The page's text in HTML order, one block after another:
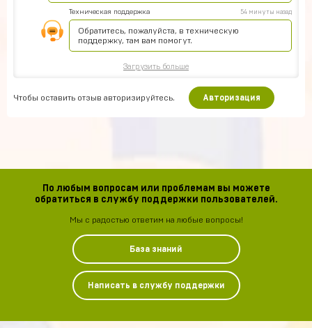
Техническая поддержка 54 минуты назад
Обратитесь, пожалуйста, в техническую
поддержку, там вам помогут.
Загрузить больше
Чтобы оставить отзыв авторизируйтесь. Авторизация
По любым вопросам или проблемам вы можете
обратиться в службу поддержки пользователей.
Мы с радостью ответим на любые вопросы!
База знаний
Написать в службу поддержки